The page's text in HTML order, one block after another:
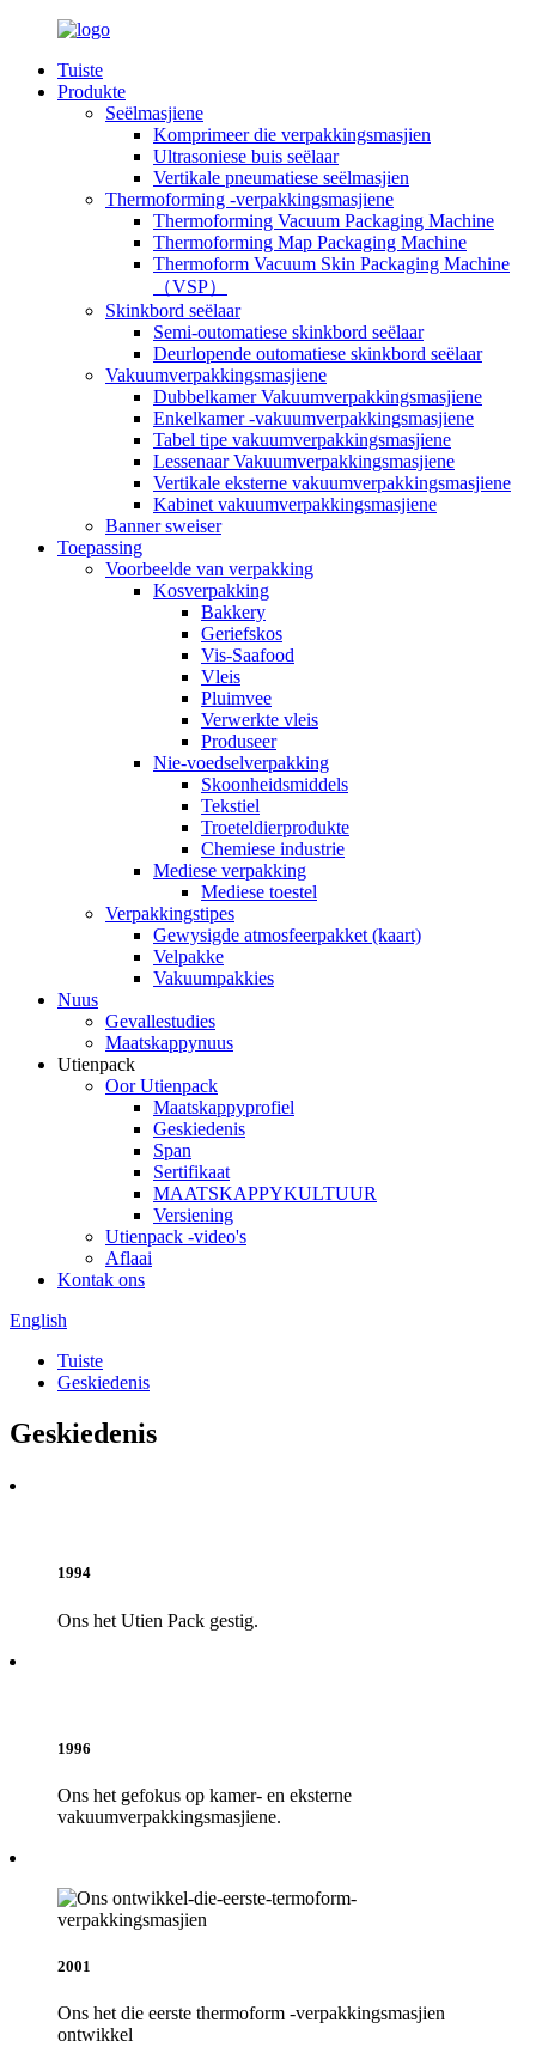
Tuiste
Produkte
Seëlmasjiene
Komprimeer die verpakkingsmasjien
Ultrasoniese buis seëlaar
Vertikale pneumatiese seëlmasjien
Thermoforming -verpakkingsmasjiene
Thermoforming Vacuum Packaging Machine
Thermoforming Map Packaging Machine
Thermoform Vacuum Skin Packaging Machine
（VSP）
Skinkbord seëlaar
Semi-outomatiese skinkbord seëlaar
Deurlopende outomatiese skinkbord seëlaar
Vakuumverpakkingsmasjiene
Dubbelkamer Vakuumverpakkingsmasjiene
Enkelkamer -vakuumverpakkingsmasjiene
Tabel tipe vakuumverpakkingsmasjiene
Lessenaar Vakuumverpakkingsmasjiene
Vertikale eksterne vakuumverpakkingsmasjiene
Kabinet vakuumverpakkingsmasjiene
Banner sweiser
Toepassing
Voorbeelde van verpakking
Kosverpakking
Bakkery
Geriefskos
Vis-Saafood
Vleis
Pluimvee
Verwerkte vleis
Produseer
Nie-voedselverpakking
Skoonheidsmiddels
Tekstiel
Troeteldierprodukte
Chemiese industrie
Mediese verpakking
Mediese toestel
Verpakkingstipes
Gewysigde atmosfeerpakket (kaart)
Velpakke
Vakuumpakkies
Nuus
Gevallestudies
Maatskappynuus
Utienpack
Oor Utienpack
Maatskappyprofiel
Geskiedenis
Span
Sertifikaat
MAATSKAPPYKULTUUR
Versiening
Utienpack -video's
Aflaai
Kontak ons
English
Tuiste
Geskiedenis
Geskiedenis
1994
Ons het Utien Pack gestig.
1996
Ons het gefokus op kamer- en eksterne
vakuumverpakkingsmasjiene.
2001
Ons het die eerste thermoform -verpakkingsmasjien
ontwikkel